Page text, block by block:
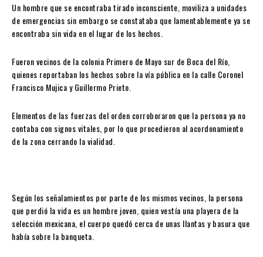
Un hombre que se encontraba tirado inconsciente, moviliza a unidades
de emergencias sin embargo se constataba que lamentablemente ya se
encontraba sin vida en el lugar de los hechos.
Fueron vecinos de la colonia Primero de Mayo sur de Boca del Río,
quienes reportaban los hechos sobre la vía pública en la calle Coronel
Francisco Mujica y Guillermo Prieto.
Elementos de las fuerzas del orden corroboraron que la persona ya no
contaba con signos vitales, por lo que procedieron al acordonamiento
de la zona cerrando la vialidad.
Según los señalamientos por parte de los mismos vecinos, la persona
que perdió la vida es un hombre joven, quien vestía una playera de la
selección mexicana, el cuerpo quedó cerca de unas llantas y basura que
había sobre la banqueta.